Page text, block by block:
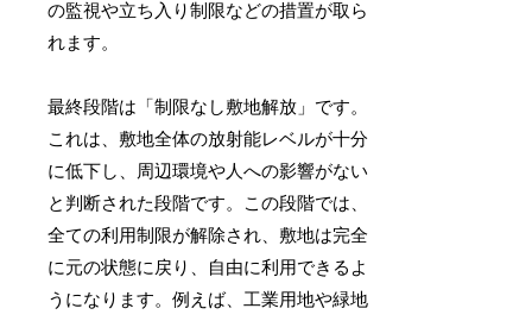
の監視や立ち入り制限などの措置が取ら
れます。
最終段階は「制限なし敷地解放」です。
これは、敷地全体の放射能レベルが十分
に低下し、周辺環境や人への影響がない
と判断された段階です。この段階では、
全ての利用制限が解除され、敷地は完全
に元の状態に戻り、自由に利用できるよ
うになります。例えば、工業用地や緑地